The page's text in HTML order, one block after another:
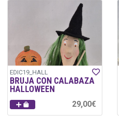
EDIC19_HALL
BRUJA CON CALABAZA
HALLOWEEN
29,00€